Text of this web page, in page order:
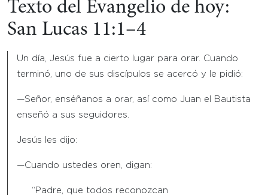
Texto del Evangelio de hoy:
San Lucas 11:1–4
Un día, Jesús fue a cierto lugar para orar. Cuando
terminó, uno de sus discípulos se acercó y le pidió:
—Señor, enséñanos a orar, así como Juan el Bautista
enseñó a sus seguidores.
Jesús les dijo:
—Cuando ustedes oren, digan:
“Padre, que todos reconozcan